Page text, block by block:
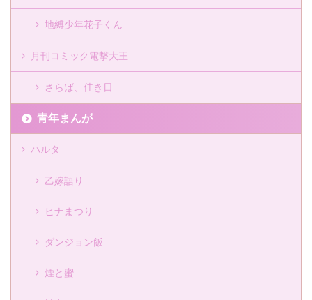
地縛少年花子くん
月刊コミック電撃大王
さらば、佳き日
青年まんが
ハルタ
乙嫁語り
ヒナまつり
ダンジョン飯
煙と蜜